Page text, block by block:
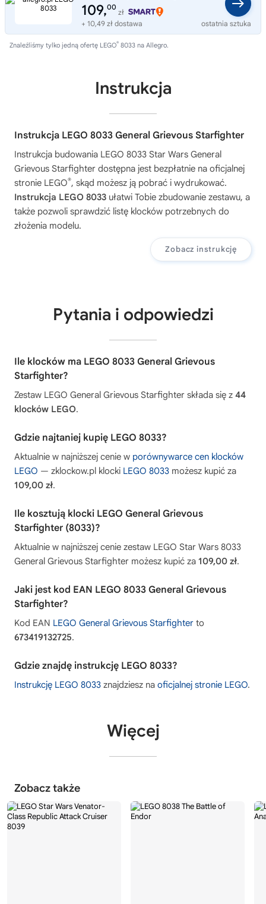
109,00
zł
+ 10,49 zł dostawa
ostatnia sztuka
Znaleźliśmy tylko jedną ofertę LEGO® 8033 na Allegro.
Instrukcja
Instrukcja LEGO 8033 General Grievous Starfighter
Instrukcja budowania LEGO 8033 Star Wars General
Grievous Starfighter dostępna jest bezpłatnie na oficjalnej
stronie LEGO®, skąd możesz ją pobrać i wydrukować.
Instrukcja LEGO 8033 ułatwi Tobie zbudowanie zestawu, a
także pozwoli sprawdzić listę klocków potrzebnych do
złożenia modelu.
Zobacz instrukcję
Pytania i odpowiedzi
Ile klocków ma LEGO 8033 General Grievous
Starfighter?
Zestaw LEGO General Grievous Starfighter składa się z 44
klocków LEGO.
Gdzie najtaniej kupię LEGO 8033?
Aktualnie w najniższej cenie w porównywarce cen klocków
LEGO — zklockow.pl klocki LEGO 8033 możesz kupić za
109,00 zł.
Ile kosztują klocki LEGO General Grievous
Starfighter (8033)?
Aktualnie w najniższej cenie zestaw LEGO Star Wars 8033
General Grievous Starfighter możesz kupić za 109,00 zł.
Jaki jest kod EAN LEGO 8033 General Grievous
Starfighter?
Kod EAN LEGO General Grievous Starfighter to
673419132725.
Gdzie znajdę instrukcję LEGO 8033?
Instrukcję LEGO 8033 znajdziesz na oficjalnej stronie LEGO.
Więcej
Zobacz także